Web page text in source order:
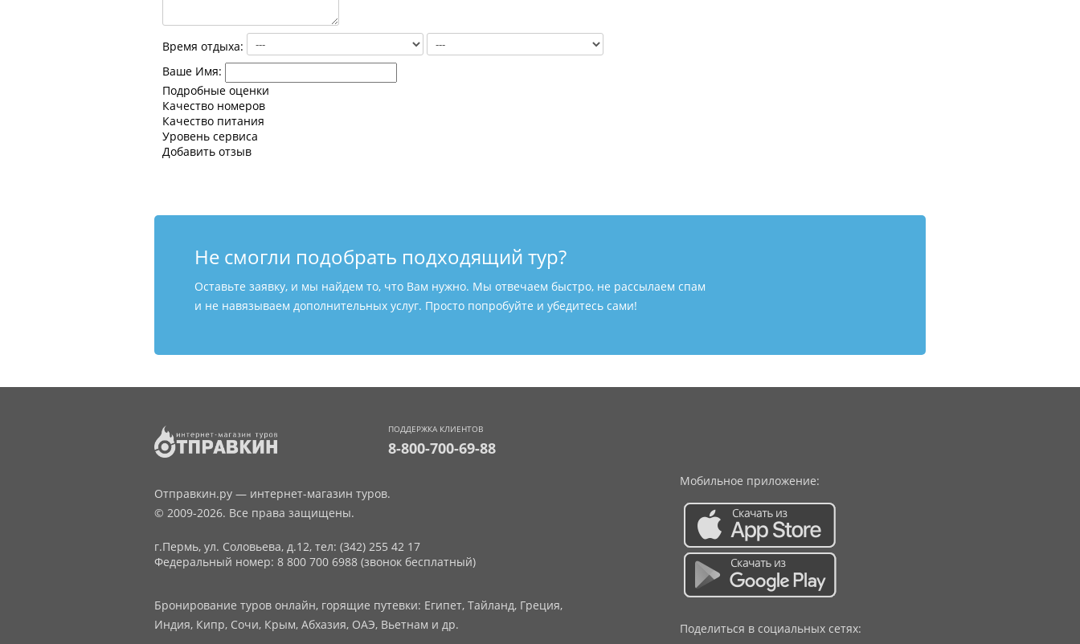
Время отдыха:
Ваше Имя:
Подробные оценки
Качество номеров
Качество питания
Уровень сервиса
Добавить отзыв
Не смогли подобрать подходящий тур?
Оставьте заявку, и мы найдем то, что Вам нужно. Мы отвечаем быстро, не рассылаем спам
и не навязываем дополнительных услуг. Просто попробуйте и убедитесь сами!
ПОДДЕРЖКА КЛИЕНТОВ
8-800-700-69-88
Отправкин.ру — интернет-магазин туров.
© 2009-2026. Все права защищены.
г.Пермь, ул. Соловьева, д.12, тел: (342) 255 42 17
Федеральный номер: 8 800 700 6988 (звонок бесплатный)
Бронирование туров онлайн, горящие путевки: Египет, Тайланд, Греция,
Индия, Кипр, Сочи, Крым, Абхазия, ОАЭ, Вьетнам и др.
Мобильное приложение:
Поделиться в социальных сетях: